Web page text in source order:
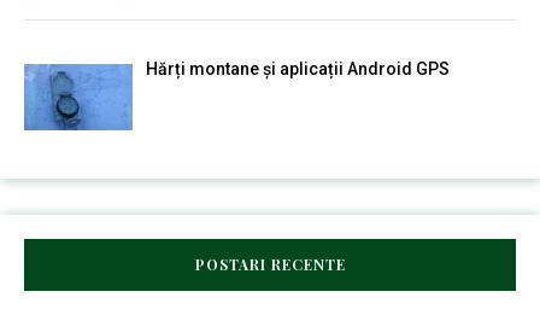
Hărți montane și aplicații Android GPS
POSTARI RECENTE